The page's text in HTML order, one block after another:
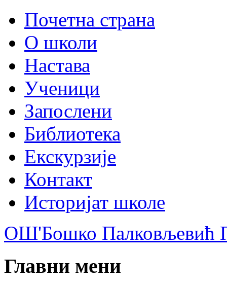
Почетна страна
О школи
Настава
Ученици
Запослени
Библиотека
Екскурзије
Контакт
Историјат школе
ОШ'Бошко Палковљевић
Главни мени